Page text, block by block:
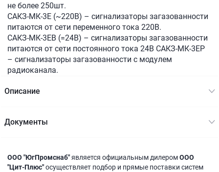
не более 250шт.
САКЗ-МК-3Е (~220В) – сигнализаторы загазованности
питаются от сети переменного тока 220В.
САКЗ-МК-3ЕВ (=24В) – сигнализаторы загазованности
питаются от сети постоянного тока 24В САКЗ-МК-3ЕР
– сигнализаторы загазованности с модулем
радиоканала.
Описание
Документы
ООО "ЮгПромснаб"является официальным дилеромООО
"Цит-Плюс"осуществляет подбор и прямые поставки систем